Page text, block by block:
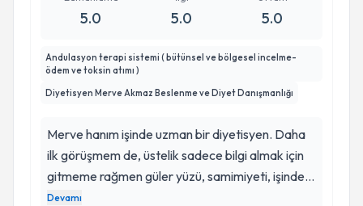
5.0 5.0 5.0
Andulasyon terapi sistemi ( bütünsel ve bölgesel incelme-
ödem ve toksin atımı )
Diyetisyen Merve Akmaz Beslenme ve Diyet Danışmanlığı
Merve hanım işinde uzman bir diyetisyen. Daha
ilk görüşmem de, üstelik sadece bilgi almak için
gitmeme rağmen güler yüzü, samimiyeti, işinde ki
profesyonelliği ve aklımda hiç soru işareti
Devamı